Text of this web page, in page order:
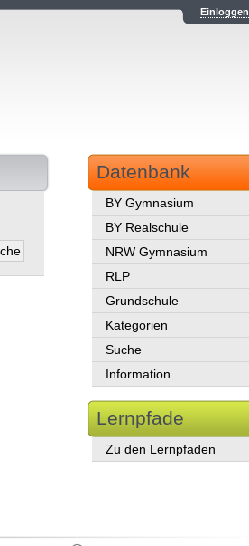
Einloggen
Datenbank
BY Gymnasium
BY Realschule
NRW Gymnasium
RLP
Grundschule
Kategorien
Suche
Information
Lernpfade
Zu den Lernpfaden